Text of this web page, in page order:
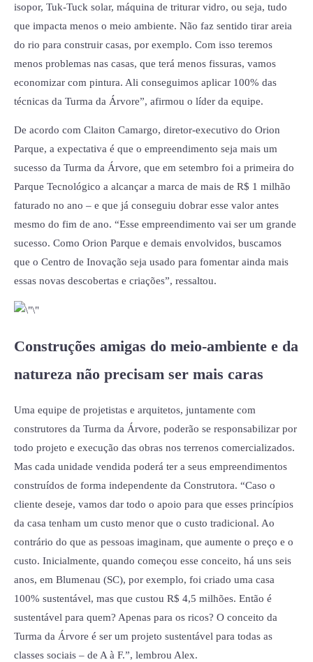
isopor, Tuk-Tuck solar, máquina de triturar vidro, ou seja, tudo
que impacta menos o meio ambiente. Não faz sentido tirar areia
do rio para construir casas, por exemplo. Com isso teremos
menos problemas nas casas, que terá menos fissuras, vamos
economizar com pintura. Ali conseguimos aplicar 100% das
técnicas da Turma da Árvore”, afirmou o líder da equipe.
De acordo com Claiton Camargo, diretor-executivo do Orion
Parque, a expectativa é que o empreendimento seja mais um
sucesso da Turma da Árvore, que em setembro foi a primeira do
Parque Tecnológico a alcançar a marca de mais de R$ 1 milhão
faturado no ano – e que já conseguiu dobrar esse valor antes
mesmo do fim de ano. “Esse empreendimento vai ser um grande
sucesso. Como Orion Parque e demais envolvidos, buscamos
que o Centro de Inovação seja usado para fomentar ainda mais
essas novas descobertas e criações”, ressaltou.
Construções amigas do meio-ambiente e da
natureza não precisam ser mais caras
Uma equipe de projetistas e arquitetos, juntamente com
construtores da Turma da Árvore, poderão se responsabilizar por
todo projeto e execução das obras nos terrenos comercializados.
Mas cada unidade vendida poderá ter a seus empreendimentos
construídos de forma independente da Construtora. “Caso o
cliente deseje, vamos dar todo o apoio para que esses princípios
da casa tenham um custo menor que o custo tradicional. Ao
contrário do que as pessoas imaginam, que aumente o preço e o
custo. Inicialmente, quando começou esse conceito, há uns seis
anos, em Blumenau (SC), por exemplo, foi criado uma casa
100% sustentável, mas que custou R$ 4,5 milhões. Então é
sustentável para quem? Apenas para os ricos? O conceito da
Turma da Árvore é ser um projeto sustentável para todas as
classes sociais – de A à F.”, lembrou Alex.